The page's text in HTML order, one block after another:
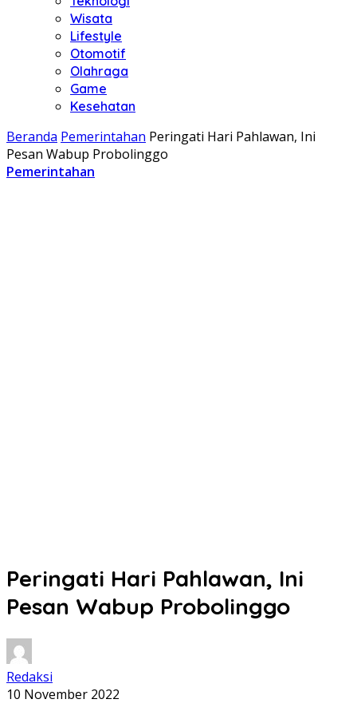
Wisata
Lifestyle
Otomotif
Olahraga
Game
Kesehatan
Beranda Pemerintahan Peringati Hari Pahlawan, Ini
Pesan Wabup Probolinggo
Pemerintahan
Peringati Hari Pahlawan, Ini
Pesan Wabup Probolinggo
Redaksi
10 November 2022